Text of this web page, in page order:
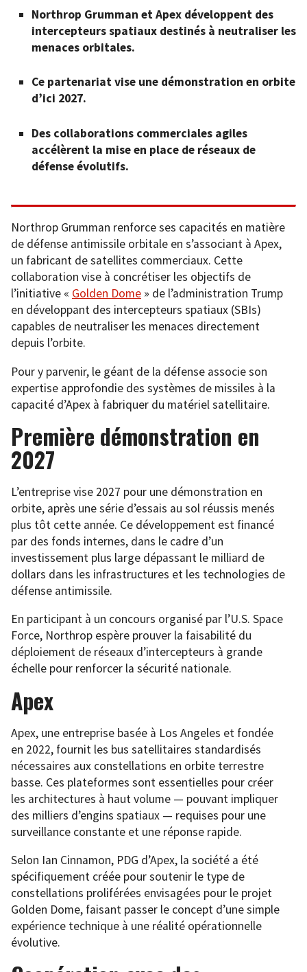
Northrop Grumman et Apex développent des
intercepteurs spatiaux destinés à neutraliser les
menaces orbitales.
Ce partenariat vise une démonstration en orbite
d’ici 2027.
Des collaborations commerciales agiles
accélèrent la mise en place de réseaux de
défense évolutifs.
Northrop Grumman renforce ses capacités en matière
de défense antimissile orbitale en s’associant à Apex,
un fabricant de satellites commerciaux. Cette
collaboration vise à concrétiser les objectifs de
l’initiative « Golden Dome » de l’administration Trump
en développant des intercepteurs spatiaux (SBIs)
capables de neutraliser les menaces directement
depuis l’orbite.
Pour y parvenir, le géant de la défense associe son
expertise approfondie des systèmes de missiles à la
capacité d’Apex à fabriquer du matériel satellitaire.
Première démonstration en
2027
L’entreprise vise 2027 pour une démonstration en
orbite, après une série d’essais au sol réussis menés
plus tôt cette année. Ce développement est financé
par des fonds internes, dans le cadre d’un
investissement plus large dépassant le milliard de
dollars dans les infrastructures et les technologies de
défense antimissile.
En participant à un concours organisé par l’U.S. Space
Force, Northrop espère prouver la faisabilité du
déploiement de réseaux d’intercepteurs à grande
échelle pour renforcer la sécurité nationale.
Apex
Apex, une entreprise basée à Los Angeles et fondée
en 2022, fournit les bus satellitaires standardisés
nécessaires aux constellations en orbite terrestre
basse. Ces plateformes sont essentielles pour créer
les architectures à haut volume — pouvant impliquer
des milliers d’engins spatiaux — requises pour une
surveillance constante et une réponse rapide.
Selon Ian Cinnamon, PDG d’Apex, la société a été
spécifiquement créée pour soutenir le type de
constellations proliférées envisagées pour le projet
Golden Dome, faisant passer le concept d’une simple
expérience technique à une réalité opérationnelle
évolutive.